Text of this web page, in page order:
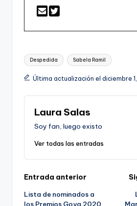
Etiquetas:
Despedida Sabela Ramil
Última actualización el diciembre
Laura Salas
Soy fan, luego existo
Ver todas las entradas
Navegación
de
Entrada anterior
Lista de nominados a
los Premios Goya 2020